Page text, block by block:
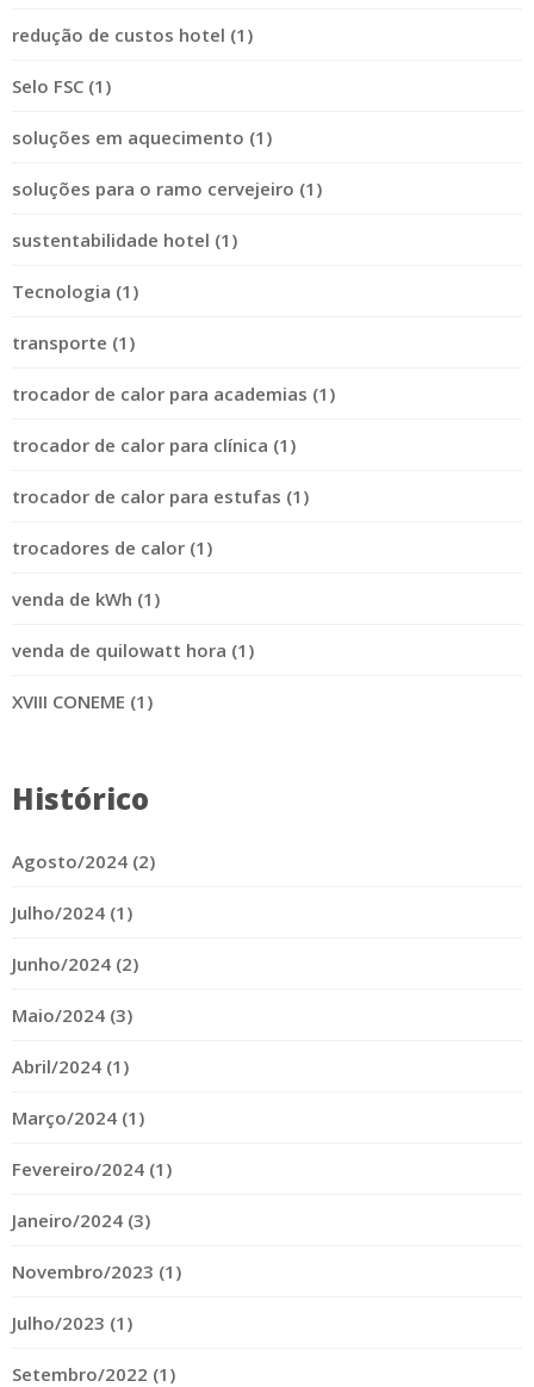
redução de custos hotel (1)
Selo FSC (1)
soluções em aquecimento (1)
soluções para o ramo cervejeiro (1)
sustentabilidade hotel (1)
Tecnologia (1)
transporte (1)
trocador de calor para academias (1)
trocador de calor para clínica (1)
trocador de calor para estufas (1)
trocadores de calor (1)
venda de kWh (1)
venda de quilowatt hora (1)
XVIII CONEME (1)
Histórico
Agosto/2024 (2)
Julho/2024 (1)
Junho/2024 (2)
Maio/2024 (3)
Abril/2024 (1)
Março/2024 (1)
Fevereiro/2024 (1)
Janeiro/2024 (3)
Novembro/2023 (1)
Julho/2023 (1)
Setembro/2022 (1)